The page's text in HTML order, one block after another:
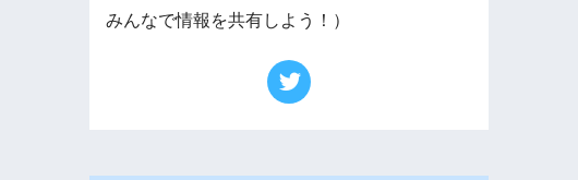
みんなで情報を共有しよう！）